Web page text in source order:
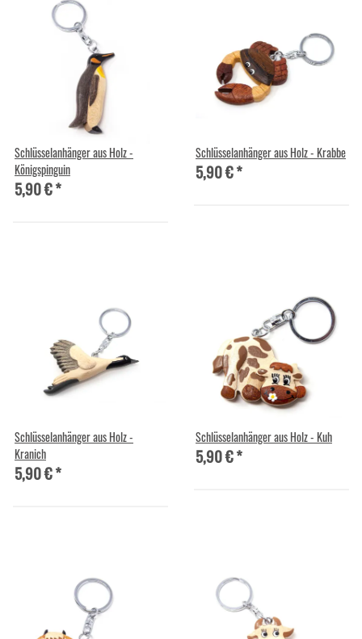
Schlüsselanhänger aus Holz -
Königspinguin
5,90 €*
Schlüsselanhänger aus Holz - Krabbe
5,90 €*
Schlüsselanhänger aus Holz -
Kranich
5,90 €*
Schlüsselanhänger aus Holz - Kuh
5,90 €*